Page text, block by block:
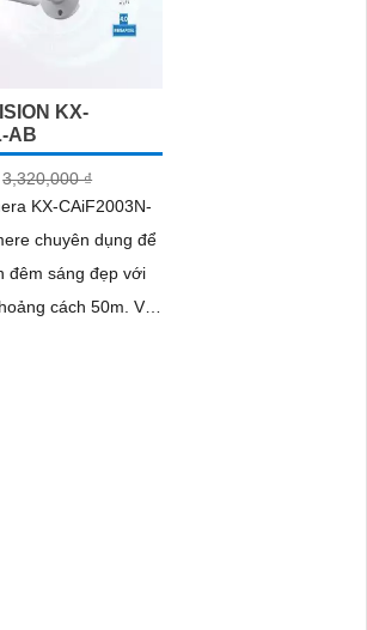
KX-
AB
3,320,000 ₫
KX-CAiF2003N-
chuyên dụng để
đêm sáng đẹp với
cách 50m. Với